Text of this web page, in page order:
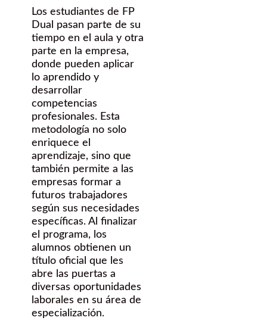
Los estudiantes de FP
Dual pasan parte de su
tiempo en el aula y otra
parte en la empresa,
donde pueden aplicar
lo aprendido y
desarrollar
competencias
profesionales. Esta
metodología no solo
enriquece el
aprendizaje, sino que
también permite a las
empresas formar a
futuros trabajadores
según sus necesidades
específicas. Al finalizar
el programa, los
alumnos obtienen un
título oficial que les
abre las puertas a
diversas oportunidades
laborales en su área de
especialización.